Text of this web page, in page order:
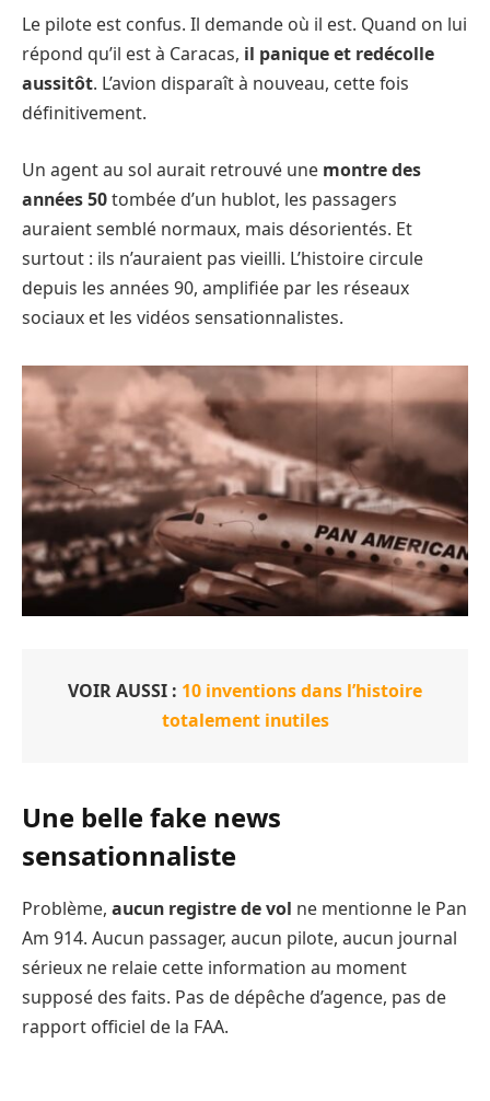
Le pilote est confus. Il demande où il est. Quand on lui
répond qu’il est à Caracas, il panique et redécolle
aussitôt. L’avion disparaît à nouveau, cette fois
définitivement.
Un agent au sol aurait retrouvé une montre des
années 50tombée d’un hublot, les passagers
auraient semblé normaux, mais désorientés. Et
surtout : ils n’auraient pas vieilli. L’histoire circule
depuis les années 90, amplifiée par les réseaux
sociaux et les vidéos sensationnalistes.
VOIR AUSSI : 10 inventions dans l’histoire
totalement inutiles
Une belle fake news
sensationnaliste
Problème, aucun registre de vol ne mentionne le Pan
Am 914. Aucun passager, aucun pilote, aucun journal
sérieux ne relaie cette information au moment
supposé des faits. Pas de dépêche d’agence, pas de
rapport officiel de la FAA.